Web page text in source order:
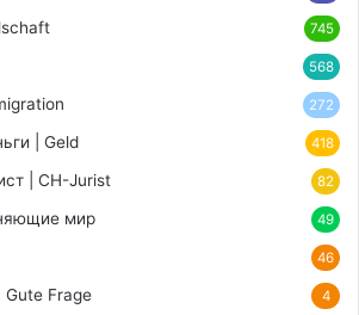
745
568
272
| Geld 418
| CH-Jurist 82
мир 49
46
Frage 4